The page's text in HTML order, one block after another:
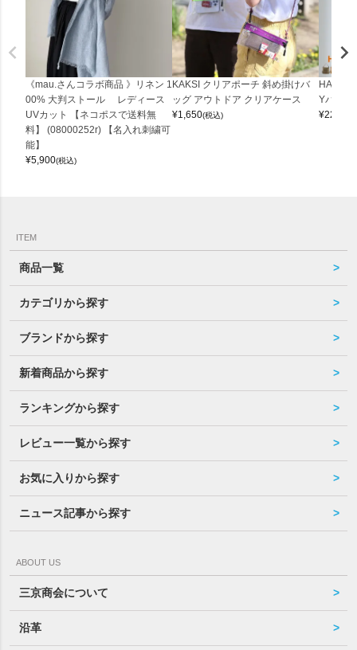
《mau.さんコラボ商品 》リネン 1
00% 大判ストール レディース
UVカット 【ネコポスで送料無
料】 (08000252r) 【名入れ刺繍可
能】
¥5,900(税込)
KAKSI クリアポーチ 斜め掛けバ
ッグ アウトドア クリアケース
¥1,650(税込)
Yバッグ
¥22,000
ITEM
商品一覧
カテゴリから探す
ブランドから探す
新着商品から探す
ランキングから探す
レビュー一覧から探す
お気に入りから探す
ニュース記事から探す
ABOUT US
三京商会について
沿革